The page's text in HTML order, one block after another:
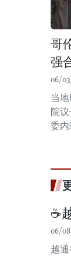
哥
强
06/
当
院
委内
☕️
06/
越